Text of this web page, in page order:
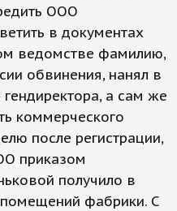
ООО
в документах
ведомстве фамилию,
обвинения, нанял в
гендиректора, а сам же
коммерческого
после регистрации,
приказом
получило в
фабрики. С